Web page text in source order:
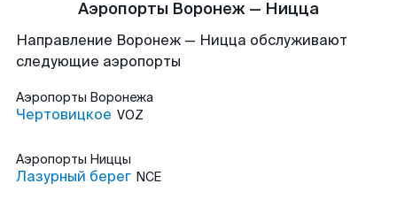
Аэропорты Воронеж — Ницца
Направление Воронеж — Ницца обслуживают
следующие аэропорты
Аэропорты Воронежа
Чертовицкое VOZ
Аэропорты Ниццы
Лазурный берег NCE